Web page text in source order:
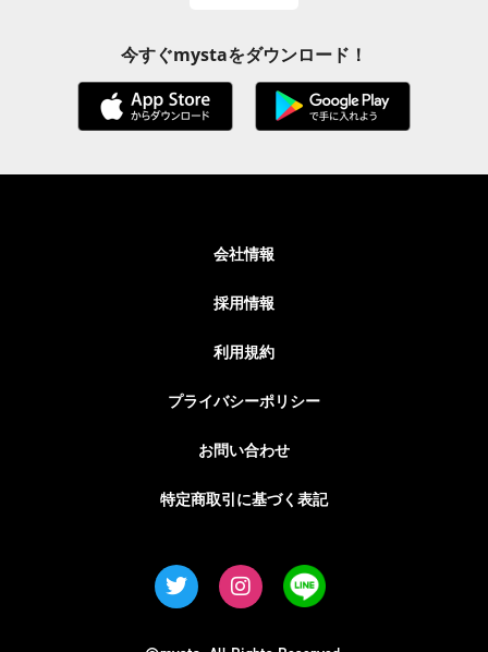
今すぐmystaをダウンロード！
会社情報
採用情報
利用規約
プライバシーポリシー
お問い合わせ
特定商取引に基づく表記